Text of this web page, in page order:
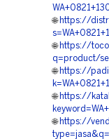
🌐 https://
🌐 https://
q=product/
🌐 https://
🌐 https://
🌐 https://